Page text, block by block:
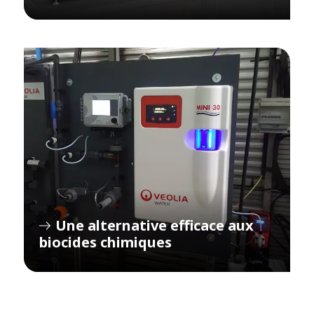
Une alternative efficace aux
biocides chimiques